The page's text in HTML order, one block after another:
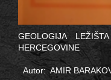
GEOLOGIJA
HERCEGOVINE
Autor: AMIR